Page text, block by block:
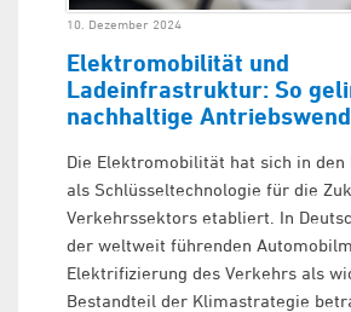
10. Dezember 2024
Elektromobilität und
Ladeinfrastruktur: So
nachhaltige
Die Elektromobilität hat sich in den
als Schlüsseltechnologie für die
Verkehrssektors etabliert. In
der weltweit führenden
Elektrifizierung des Verkehrs als
Bestandteil der Klimastrategie